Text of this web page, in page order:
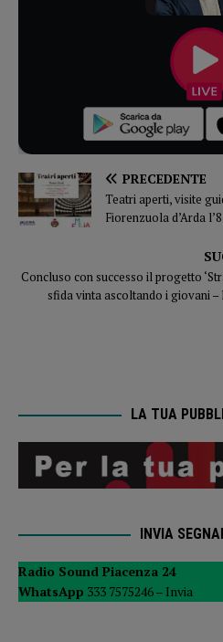
PRECEDENTE
Teatri aperti, visite
Fiorenzuola d’Arda
Concluso con successo il progetto
sfida vinta ascoltando i giovani –
LA TUA
INVIA
Radio Sound Piacenza 24
WhatsApp 333 7575246 – Invia